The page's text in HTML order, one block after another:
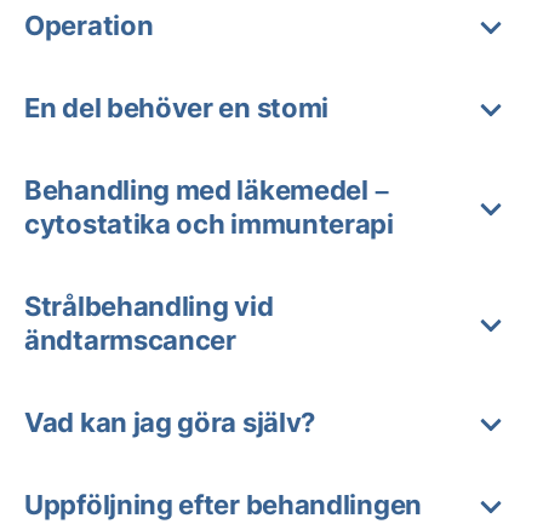
Operation
En del behöver en stomi
Behandling med läkemedel –
cytostatika och immunterapi
Strålbehandling vid
ändtarmscancer
Vad kan jag göra själv?
Uppföljning efter behandlingen